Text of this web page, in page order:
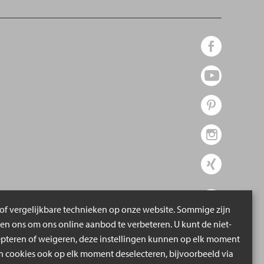
vergelijkbare technieken op onze website. Sommige zijn
ons om ons online aanbod te verbeteren. U kunt de niet-
of weigeren, deze instellingen kunnen op elk moment
cookies ook op elk moment deselecteren, bijvoorbeeld via